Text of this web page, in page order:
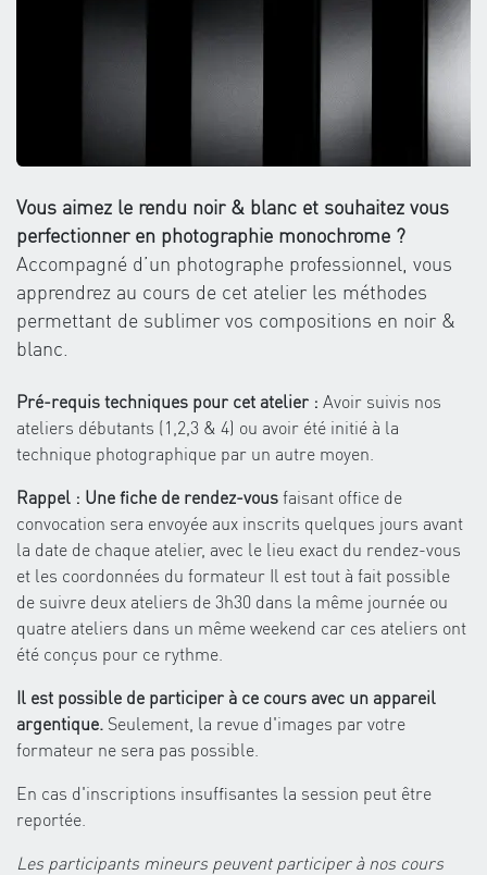
Vous aimez le rendu noir & blanc et souhaitez vous
perfectionner en photographie monochrome ?
Accompagné d’un photographe professionnel, vous
apprendrez au cours de cet atelier les méthodes
permettant de sublimer vos compositions en noir &
blanc.
Pré-requis techniques pour cet atelier : Avoir suivis nos
ateliers débutants (1,2,3 & 4) ou avoir été initié à la
technique photographique par un autre moyen.
Rappel : Une fiche de rendez-vousfaisant office de
convocation sera envoyée aux inscrits quelques jours avant
la date de chaque atelier, avec le lieu exact du rendez-vous
et les coordonnées du formateur Il est tout à fait possible
de suivre deux ateliers de 3h30 dans la même journée ou
quatre ateliers dans un même weekend car ces ateliers ont
été conçus pour ce rythme.
Il est possible de participer à ce cours avec un appareil
argentique. Seulement, la revue d'images par votre
formateur ne sera pas possible.
En cas d'inscriptions insuffisantes la session peut être
reportée.
Les participants mineurs peuvent participer à nos cours